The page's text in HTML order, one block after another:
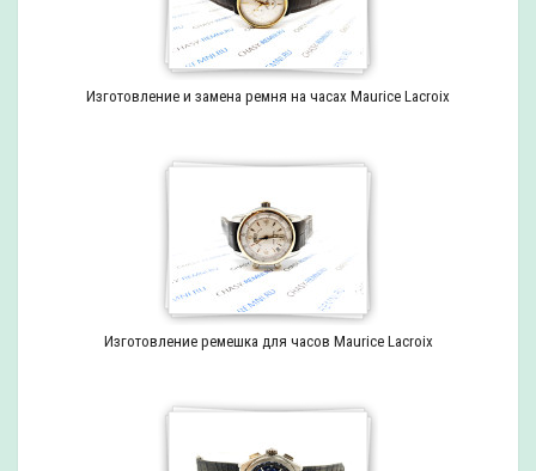
Изготовление и замена ремня на часах Maurice Lacroix
Изготовление ремешка для часов Maurice Lacroix